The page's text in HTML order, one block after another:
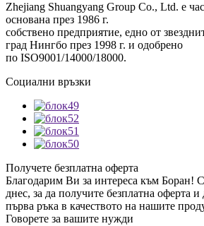
Zhejiang Shuangyang Group Co., Ltd. е
основана през 1986 г.
собствено предприятие, едно от
град Нингбо през 1998 г. и одобрено
по ISO9001/14000/18000.
Социални връзки
Получете безплатна оферта
Благодарим Ви за интереса към Боран!
днес, за да получите безплатна оферта и
първа ръка в качеството на нашите
Говорете за вашите нужди